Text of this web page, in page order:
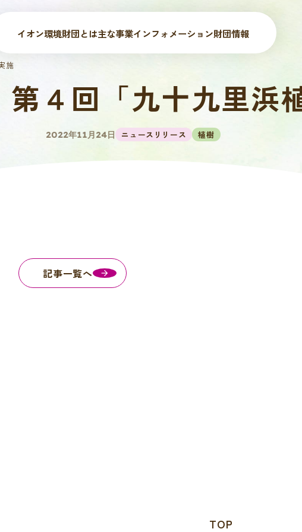
イオン環境財団とは主な事業インフォメーション財団情報
施
第４回「九十九里浜
2022年11月24日 ニュースリリース 植樹
記事一覧へ
TOP